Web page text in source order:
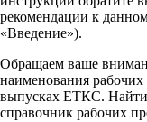
рекомендации к
«Введение»).
Обращаем ваше
наименования рабочих
выпусках ЕТКС. Найти
справочник рабочих